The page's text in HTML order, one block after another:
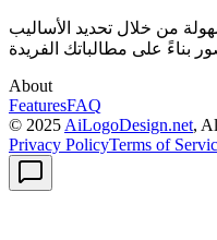
من خلال تحديد الأساليب
About
FeaturesFAQ
© 2025 AiLogoDesign.net,
Privacy PolicyTerms of